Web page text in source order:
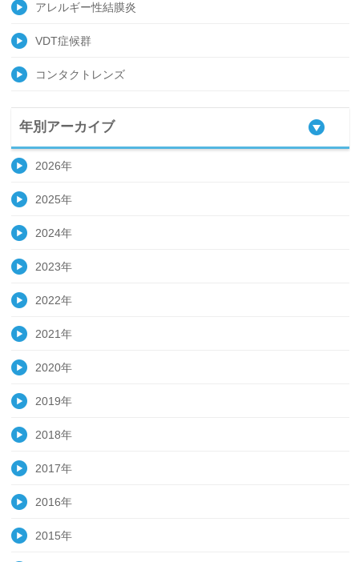
アレルギー性結膜炎
VDT症候群
コンタクトレンズ
年別アーカイブ
2026年
2025年
2024年
2023年
2022年
2021年
2020年
2019年
2018年
2017年
2016年
2015年